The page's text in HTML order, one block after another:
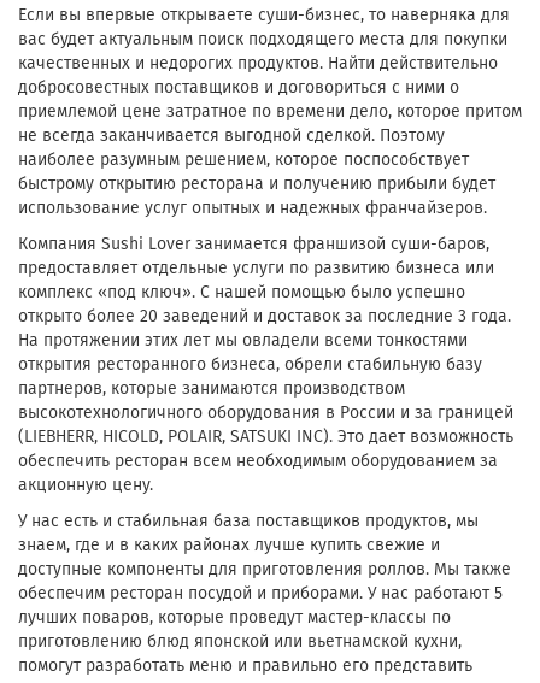
Если вы впервые открываете суши-бизнес, то наверняка для
вас будет актуальным поиск подходящего места для покупки
качественных и недорогих продуктов. Найти действительно
добросовестных поставщиков и договориться с ними о
приемлемой цене затратное по времени дело, которое притом
не всегда заканчивается выгодной сделкой. Поэтому
наиболее разумным решением, которое поспособствует
быстрому открытию ресторана и получению прибыли будет
использование услуг опытных и надежных франчайзеров.
Компания Sushi Lover занимается франшизой суши-баров,
предоставляет отдельные услуги по развитию бизнеса или
комплекс «под ключ». С нашей помощью было успешно
открыто более 20 заведений и доставок за последние 3 года.
На протяжении этих лет мы овладели всеми тонкостями
открытия ресторанного бизнеса, обрели стабильную базу
партнеров, которые занимаются производством
высокотехнологичного оборудования в России и за границей
(LIEBHERR, HICOLD, POLAIR, SATSUKI INC). Это дает возможность
обеспечить ресторан всем необходимым оборудованием за
акционную цену.
У нас есть и стабильная база поставщиков продуктов, мы
знаем, где и в каких районах лучше купить свежие и
доступные компоненты для приготовления роллов. Мы также
обеспечим ресторан посудой и приборами. У нас работают 5
лучших поваров, которые проведут мастер-классы по
приготовлению блюд японской или вьетнамской кухни,
помогут разработать меню и правильно его представить